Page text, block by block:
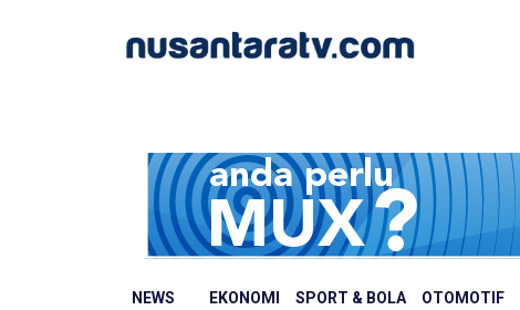
NEWS EKONOMI SPORT & BOLA OTOMOTIF